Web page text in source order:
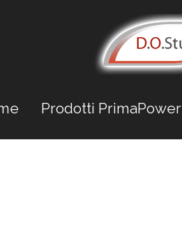
Prodotti PrimaPower